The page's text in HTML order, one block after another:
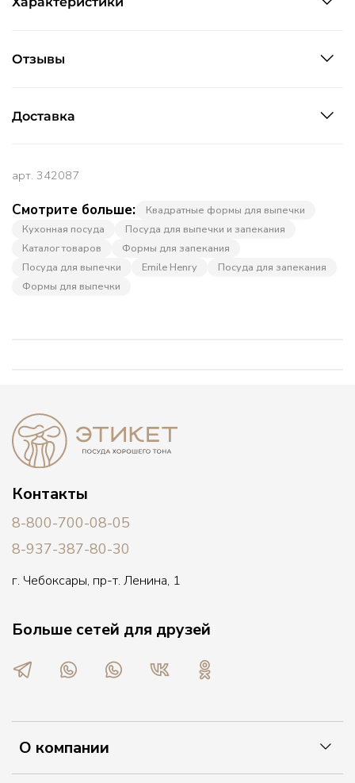
Смотрите больше:
Квадратные формы для выпечки
Кухонная посуда
Посуда для выпечки и запекания
Каталог товаров
Формы для запекания
Посуда для выпечки
Emile Henry
Посуда для запекания
Формы для выпечки
Отзывы
Доставка
арт. 342087
О компании
Контакты
8-800-700-08-05
8-937-387-80-30
г. Чебоксары, пр-т. Ленина, 1
Больше сетей для друзей